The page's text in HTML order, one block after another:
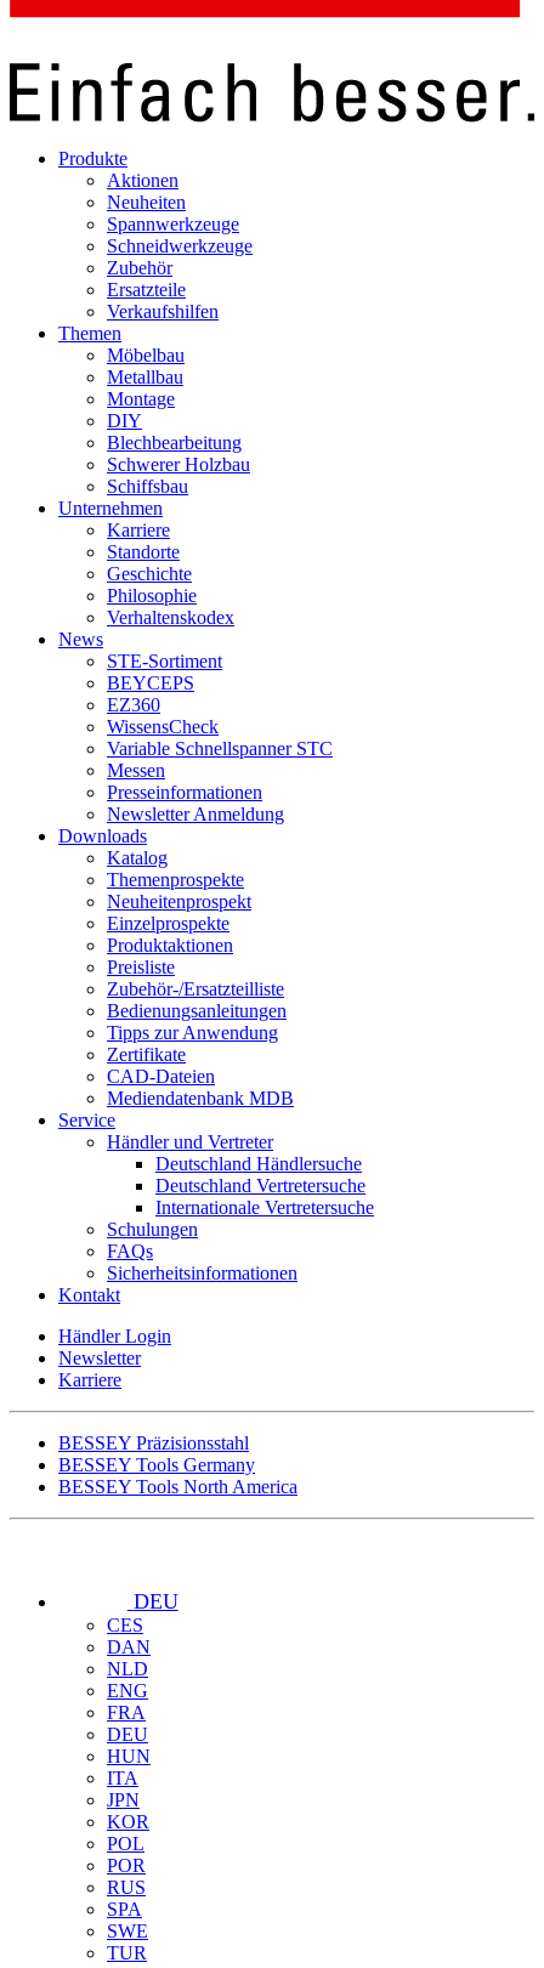
Produkte
Aktionen
Neuheiten
Spannwerkzeuge
Schneidwerkzeuge
Zubehör
Ersatzteile
Verkaufshilfen
Themen
Möbelbau
Metallbau
Montage
DIY
Blechbearbeitung
Schwerer Holzbau
Schiffsbau
Unternehmen
Karriere
Standorte
Geschichte
Philosophie
Verhaltenskodex
News
STE-Sortiment
BEYCEPS
EZ360
WissensCheck
Variable Schnellspanner STC
Messen
Presseinformationen
Newsletter Anmeldung
Downloads
Katalog
Themenprospekte
Neuheitenprospekt
Einzelprospekte
Produktaktionen
Preisliste
Zubehör-/Ersatzteilliste
Bedienungsanleitungen
Tipps zur Anwendung
Zertifikate
CAD-Dateien
Mediendatenbank MDB
Service
Händler und Vertreter
Deutschland Händlersuche
Deutschland Vertretersuche
Internationale Vertretersuche
Schulungen
FAQs
Sicherheitsinformationen
Kontakt
Händler Login
Newsletter
Karriere
BESSEY Präzisionsstahl
BESSEY Tools Germany
BESSEY Tools North America
DEU
CES
DAN
NLD
ENG
FRA
DEU
HUN
ITA
JPN
KOR
POL
POR
RUS
SPA
SWE
TUR